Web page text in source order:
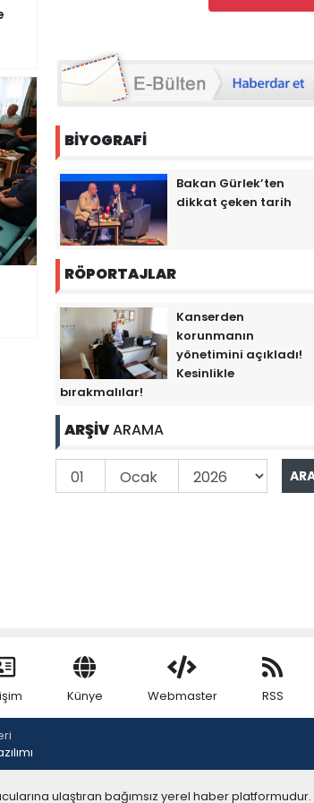
BİYOGRAFİ
Bakan Gürlek’ten
dikkat çeken tarih
RÖPORTAJLAR
Kanserden
korunmanın
yönetimini açıkladı!
Kesinlikle
bırakmalılar!
ARŞİVARAMA
Künye Webmaster RSS
ulaştıran bağımsız yerel haber platformudur.